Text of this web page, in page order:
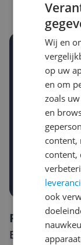
Stel een
Krijg een
Jouw e-
Gewenste
-10%
Reviews
Er zijn nog
Wij en
op uw
en om
zoals
en
content,
content,
ook